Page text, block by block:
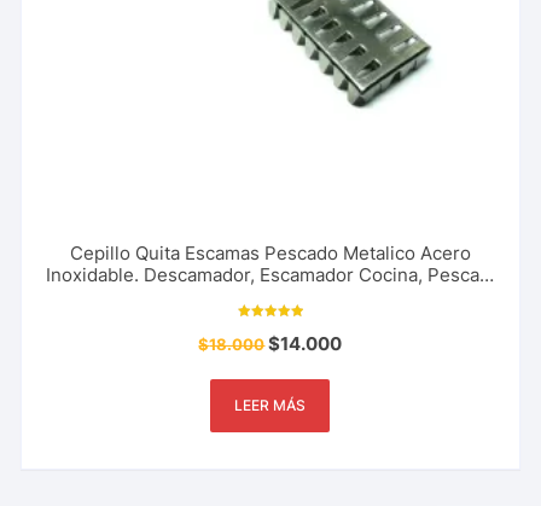
Cepillo Quita Escamas Pescado Metalico Acero
Inoxidable. Descamador, Escamador Cocina, Pesca y
5.00
de 5
$18.000$14.000
LEER MÁS